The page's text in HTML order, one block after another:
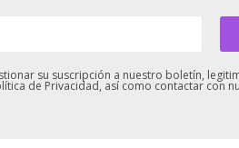
su suscripción a nuestro boletín,
de Privacidad, así como contactar con